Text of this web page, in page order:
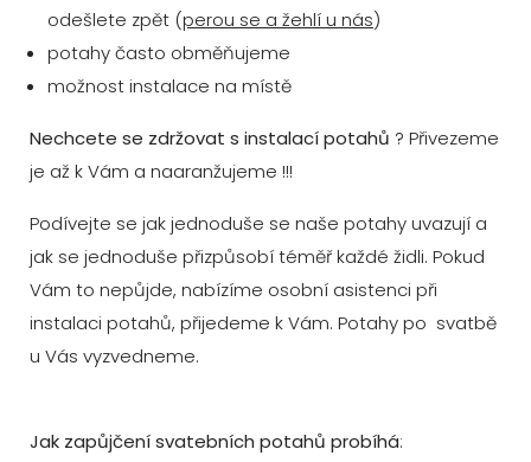
odešlete zpět (perou se a žehlí u nás)
potahy často obměňujeme
možnost instalace na místě
Nechcete se zdržovat s instalací potahů ? Přivezeme
je až k Vám a naaranžujeme !!!
Podívejte se jak jednoduše se naše potahy uvazují a
jak se jednoduše přizpůsobí téměř každé židli. Pokud
Vám to nepůjde, nabízíme osobní asistenci při
instalaci potahů, přijedeme k Vám. Potahy po svatbě
u Vás vyzvedneme.
Jak zapůjčení svatebních potahů probíhá: